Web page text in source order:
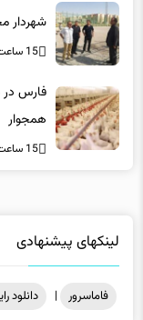
15 ساعت پیش
همجوار
15 ساعت پیش
فاماسرور | دانلود